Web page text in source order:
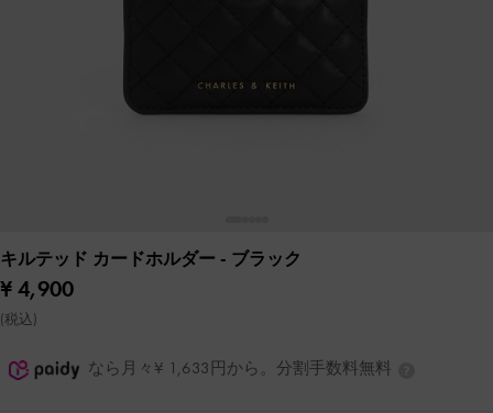
キルテッド カードホルダー - ブラック
¥ 4,900
(税込)
なら月々¥ 1,633円から。分割手数料無料